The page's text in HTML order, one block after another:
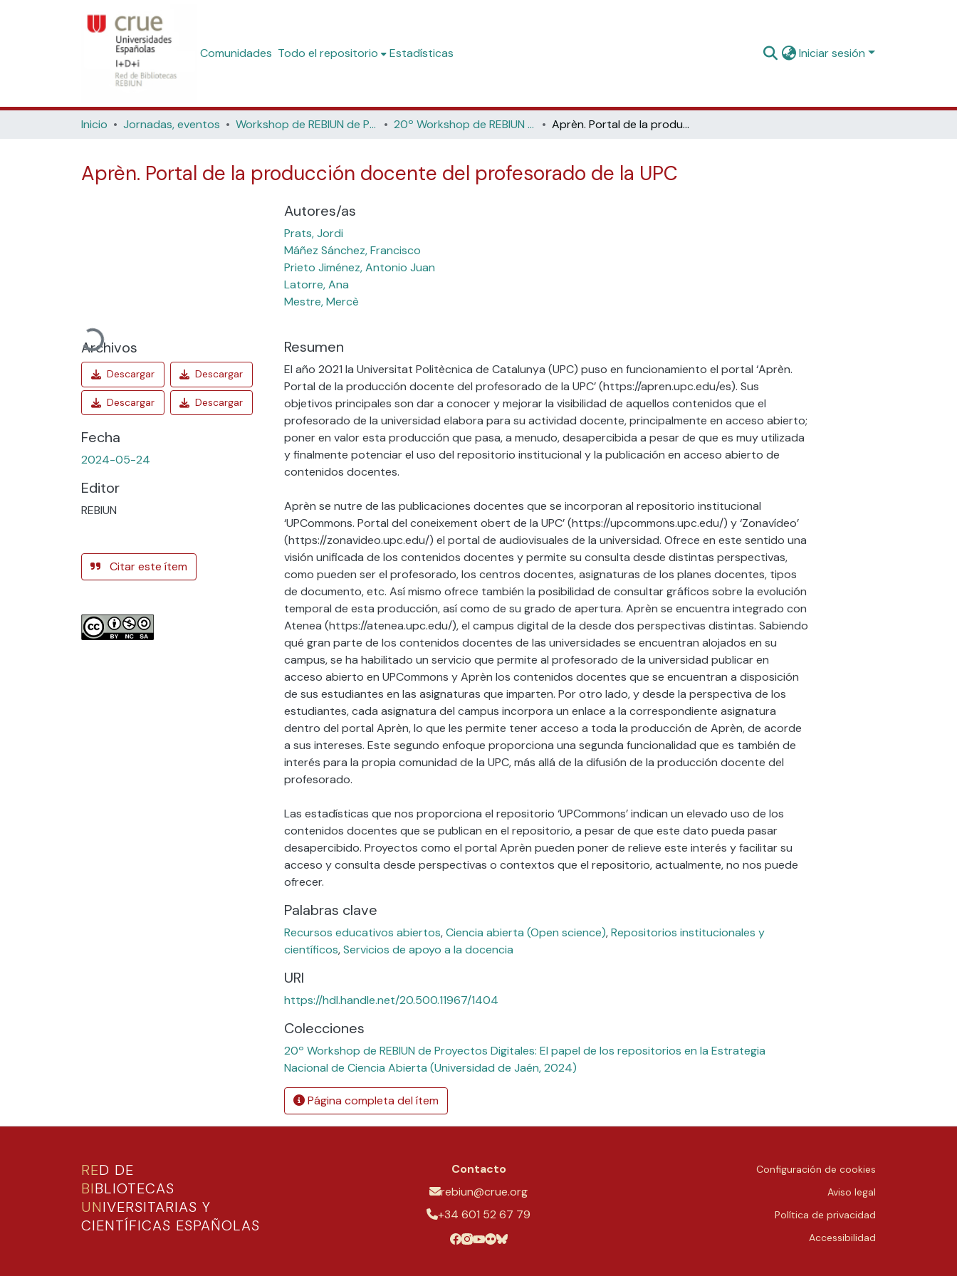
Comunidades Todo el repositorio Estadísticas Iniciar sesión
Inicio Jornadas, eventos Workshop de REBIUN de Proyectos Digitales 20º Workshop de REBIUN de Proyectos Digitales: El papel de los repositorios en la Estrategia Nacional de Ciencia Abierta (Universidad de Jaén, 2024) Aprèn. Portal de la producción docente del profesorado de la UPC
Aprèn. Portal de la producción docente del profesorado de la UPC
Cargando...
Archivos
Fecha
2024-05-24
Editor
REBIUN
Citar este ítem
Autores/as
Prats, Jordi
Máñez Sánchez, Francisco
Prieto Jiménez, Antonio Juan
Latorre, Ana
Mestre, Mercè
Resumen
El año 2021 la Universitat Politècnica de Catalunya (UPC) puso en funcionamiento el portal ‘Aprèn.
Portal de la producción docente del profesorado de la UPC’ (https://apren.upc.edu/es). Sus
objetivos principales son dar a conocer y mejorar la visibilidad de aquellos contenidos que el
profesorado de la universidad elabora para su actividad docente, principalmente en acceso abierto;
poner en valor esta producción que pasa, a menudo, desapercibida a pesar de que es muy utilizada
y finalmente potenciar el uso del repositorio institucional y la publicación en acceso abierto de
contenidos docentes.
Aprèn se nutre de las publicaciones docentes que se incorporan al repositorio institucional
‘UPCommons. Portal del coneixement obert de la UPC’ (https://upcommons.upc.edu/) y ‘Zonavídeo’
(https://zonavideo.upc.edu/) el portal de audiovisuales de la universidad. Ofrece en este sentido una
visión unificada de los contenidos docentes y permite su consulta desde distintas perspectivas,
como pueden ser el profesorado, los centros docentes, asignaturas de los planes docentes, tipos
de documento, etc. Así mismo ofrece también la posibilidad de consultar gráficos sobre la evolución
temporal de esta producción, así como de su grado de apertura. Aprèn se encuentra integrado con
Atenea (https://atenea.upc.edu/), el campus digital de la desde dos perspectivas distintas. Sabiendo
qué gran parte de los contenidos docentes de las universidades se encuentran alojados en su
campus, se ha habilitado un servicio que permite al profesorado de la universidad publicar en
acceso abierto en UPCommons y Aprèn los contenidos docentes que se encuentran a disposición
de sus estudiantes en las asignaturas que imparten. Por otro lado, y desde la perspectiva de los
estudiantes, cada asignatura del campus incorpora un enlace a la correspondiente asignatura
dentro del portal Aprèn, lo que les permite tener acceso a toda la producción de Aprèn, de acorde
a sus intereses. Este segundo enfoque proporciona una segunda funcionalidad que es también de
interés para la propia comunidad de la UPC, más allá de la difusión de la producción docente del
profesorado.
Las estadísticas que nos proporciona el repositorio ‘UPCommons’ indican un elevado uso de los
contenidos docentes que se publican en el repositorio, a pesar de que este dato pueda pasar
desapercibido. Proyectos como el portal Aprèn pueden poner de relieve este interés y facilitar su
acceso y consulta desde perspectivas o contextos que el repositorio, actualmente, no nos puede
ofrecer.
Palabras clave
Recursos educativos abiertos,Ciencia abierta (Open science),Repositorios institucionales y
científicos,Servicios de apoyo a la docencia
URI
https://hdl.handle.net/20.500.11967/1404
Colecciones
20º Workshop de REBIUN de Proyectos Digitales: El papel de los repositorios en la Estrategia
Nacional de Ciencia Abierta (Universidad de Jaén, 2024)
Página completa del ítem
RED DE
BIBLIOTECAS
UNIVERSITARIAS Y
CIENTÍFICAS ESPAÑOLAS
Contacto
rebiun@crue.org
+34 601 52 67 79
Configuración de cookies
Aviso legal
Política de privacidad
Accessibilidad